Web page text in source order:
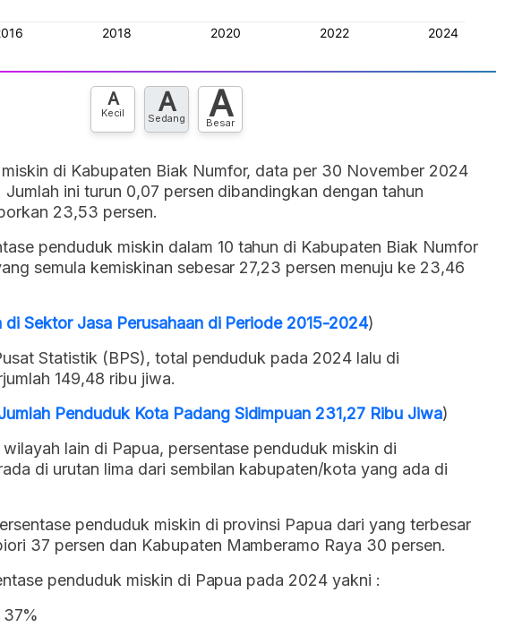
A
Kecil A
Sedang A
Besar
di Kabupaten Biak Numfor, data per 30 November 2024
ini turun 0,07 persen dibandingkan dengan tahun
23,53 persen.
penduduk miskin dalam 10 tahun di Kabupaten Biak Numfor
semula kemiskinan sebesar 27,23 persen menuju ke 23,46
di Sektor Jasa Perusahaan di Periode 2015-2024)
Statistik (BPS), total penduduk pada 2024 lalu di
149,48 ribu jiwa.
Penduduk Kota Padang Sidimpuan 231,27 Ribu Jiwa)
lain di Papua, persentase penduduk miskin di
di urutan lima dari sembilan kabupaten/kota yang ada di
penduduk miskin di provinsi Papua dari yang terbesar
37 persen dan Kabupaten Mamberamo Raya 30 persen.
penduduk miskin di Papua pada 2024 yakni :
37%